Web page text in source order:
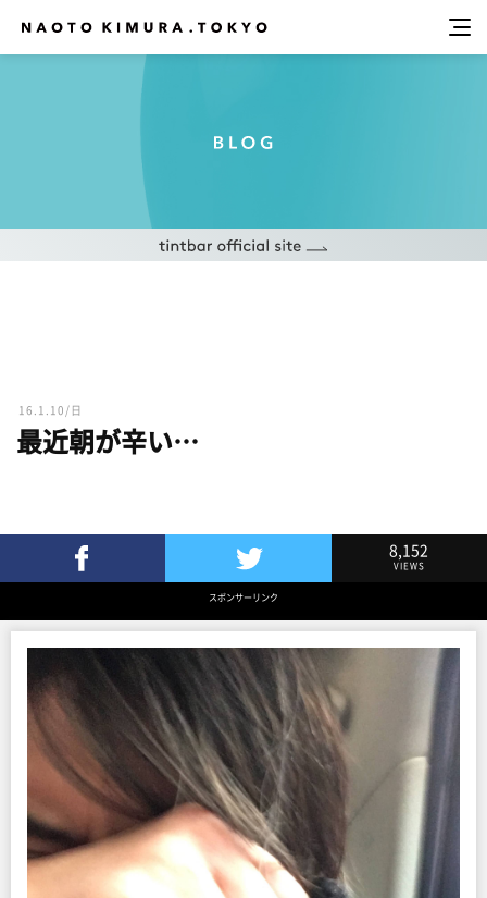
16.1.10/日
最近朝が辛い…
Twitterでツイート
8,152
VIEWS
スポンサーリンク